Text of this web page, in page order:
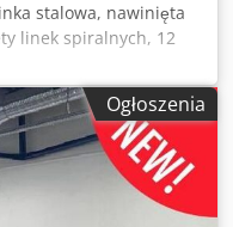
stalowa, nawinięta
linek spiralnych, 12
częściowo
2:1. Sprzedaż
D Uj Amasa
Ogłoszenia